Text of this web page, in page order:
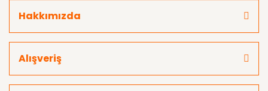
Hakkımızda
Alışveriş